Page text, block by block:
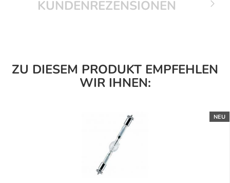
KUNDENREZENSIONEN
ZU DIESEM PRODUKT EMPFEHLEN
WIR IHNEN:
NEU